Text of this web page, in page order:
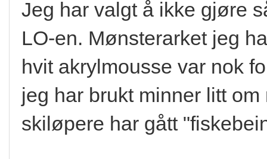
Jeg har valgt å ikke gjøre
LO-en. Mønsterarket jeg
hvit akrylmousse var nok
jeg har brukt minner litt
skiløpere har gått